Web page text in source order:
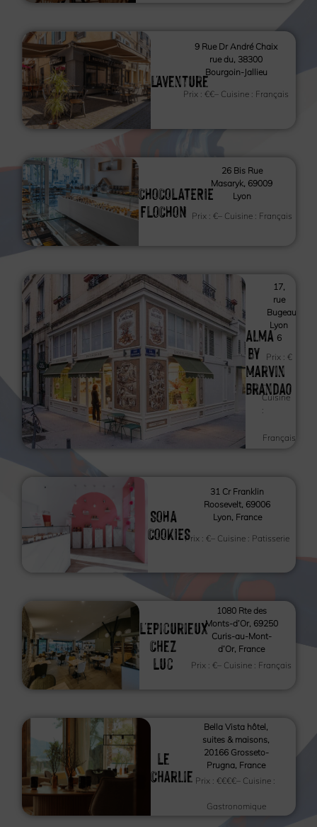
L'aventure
9 Rue Dr André Chaix
rue du, 38300
Bourgoin-Jallieu
Prix :€€– Cuisine : Français
CHOCOLATERIE
FLOCHON
26 Bis Rue
Masaryk, 69009
Lyon
Prix : €– Cuisine : Français
Alma
by
Marvin
Brandao
17,
rue
Bugeaud
Lyon
6
Prix : €
–
Cuisine
:
Français
SOHA
COOKIES
31 Cr Franklin
Roosevelt, 69006
Lyon, France
Prix :€– Cuisine : Patisserie
L'Epicurieux
Chez
Luc
1080 Rte des
Monts-d’Or, 69250
Curis-au-Mont-
d’Or, France
Prix :€– Cuisine : Français
Le
Charlie
Bella Vista hôtel,
suites & maisons,
20166 Grosseto-
Prugna, France
Prix : €€€€– Cuisine :
Gastronomique